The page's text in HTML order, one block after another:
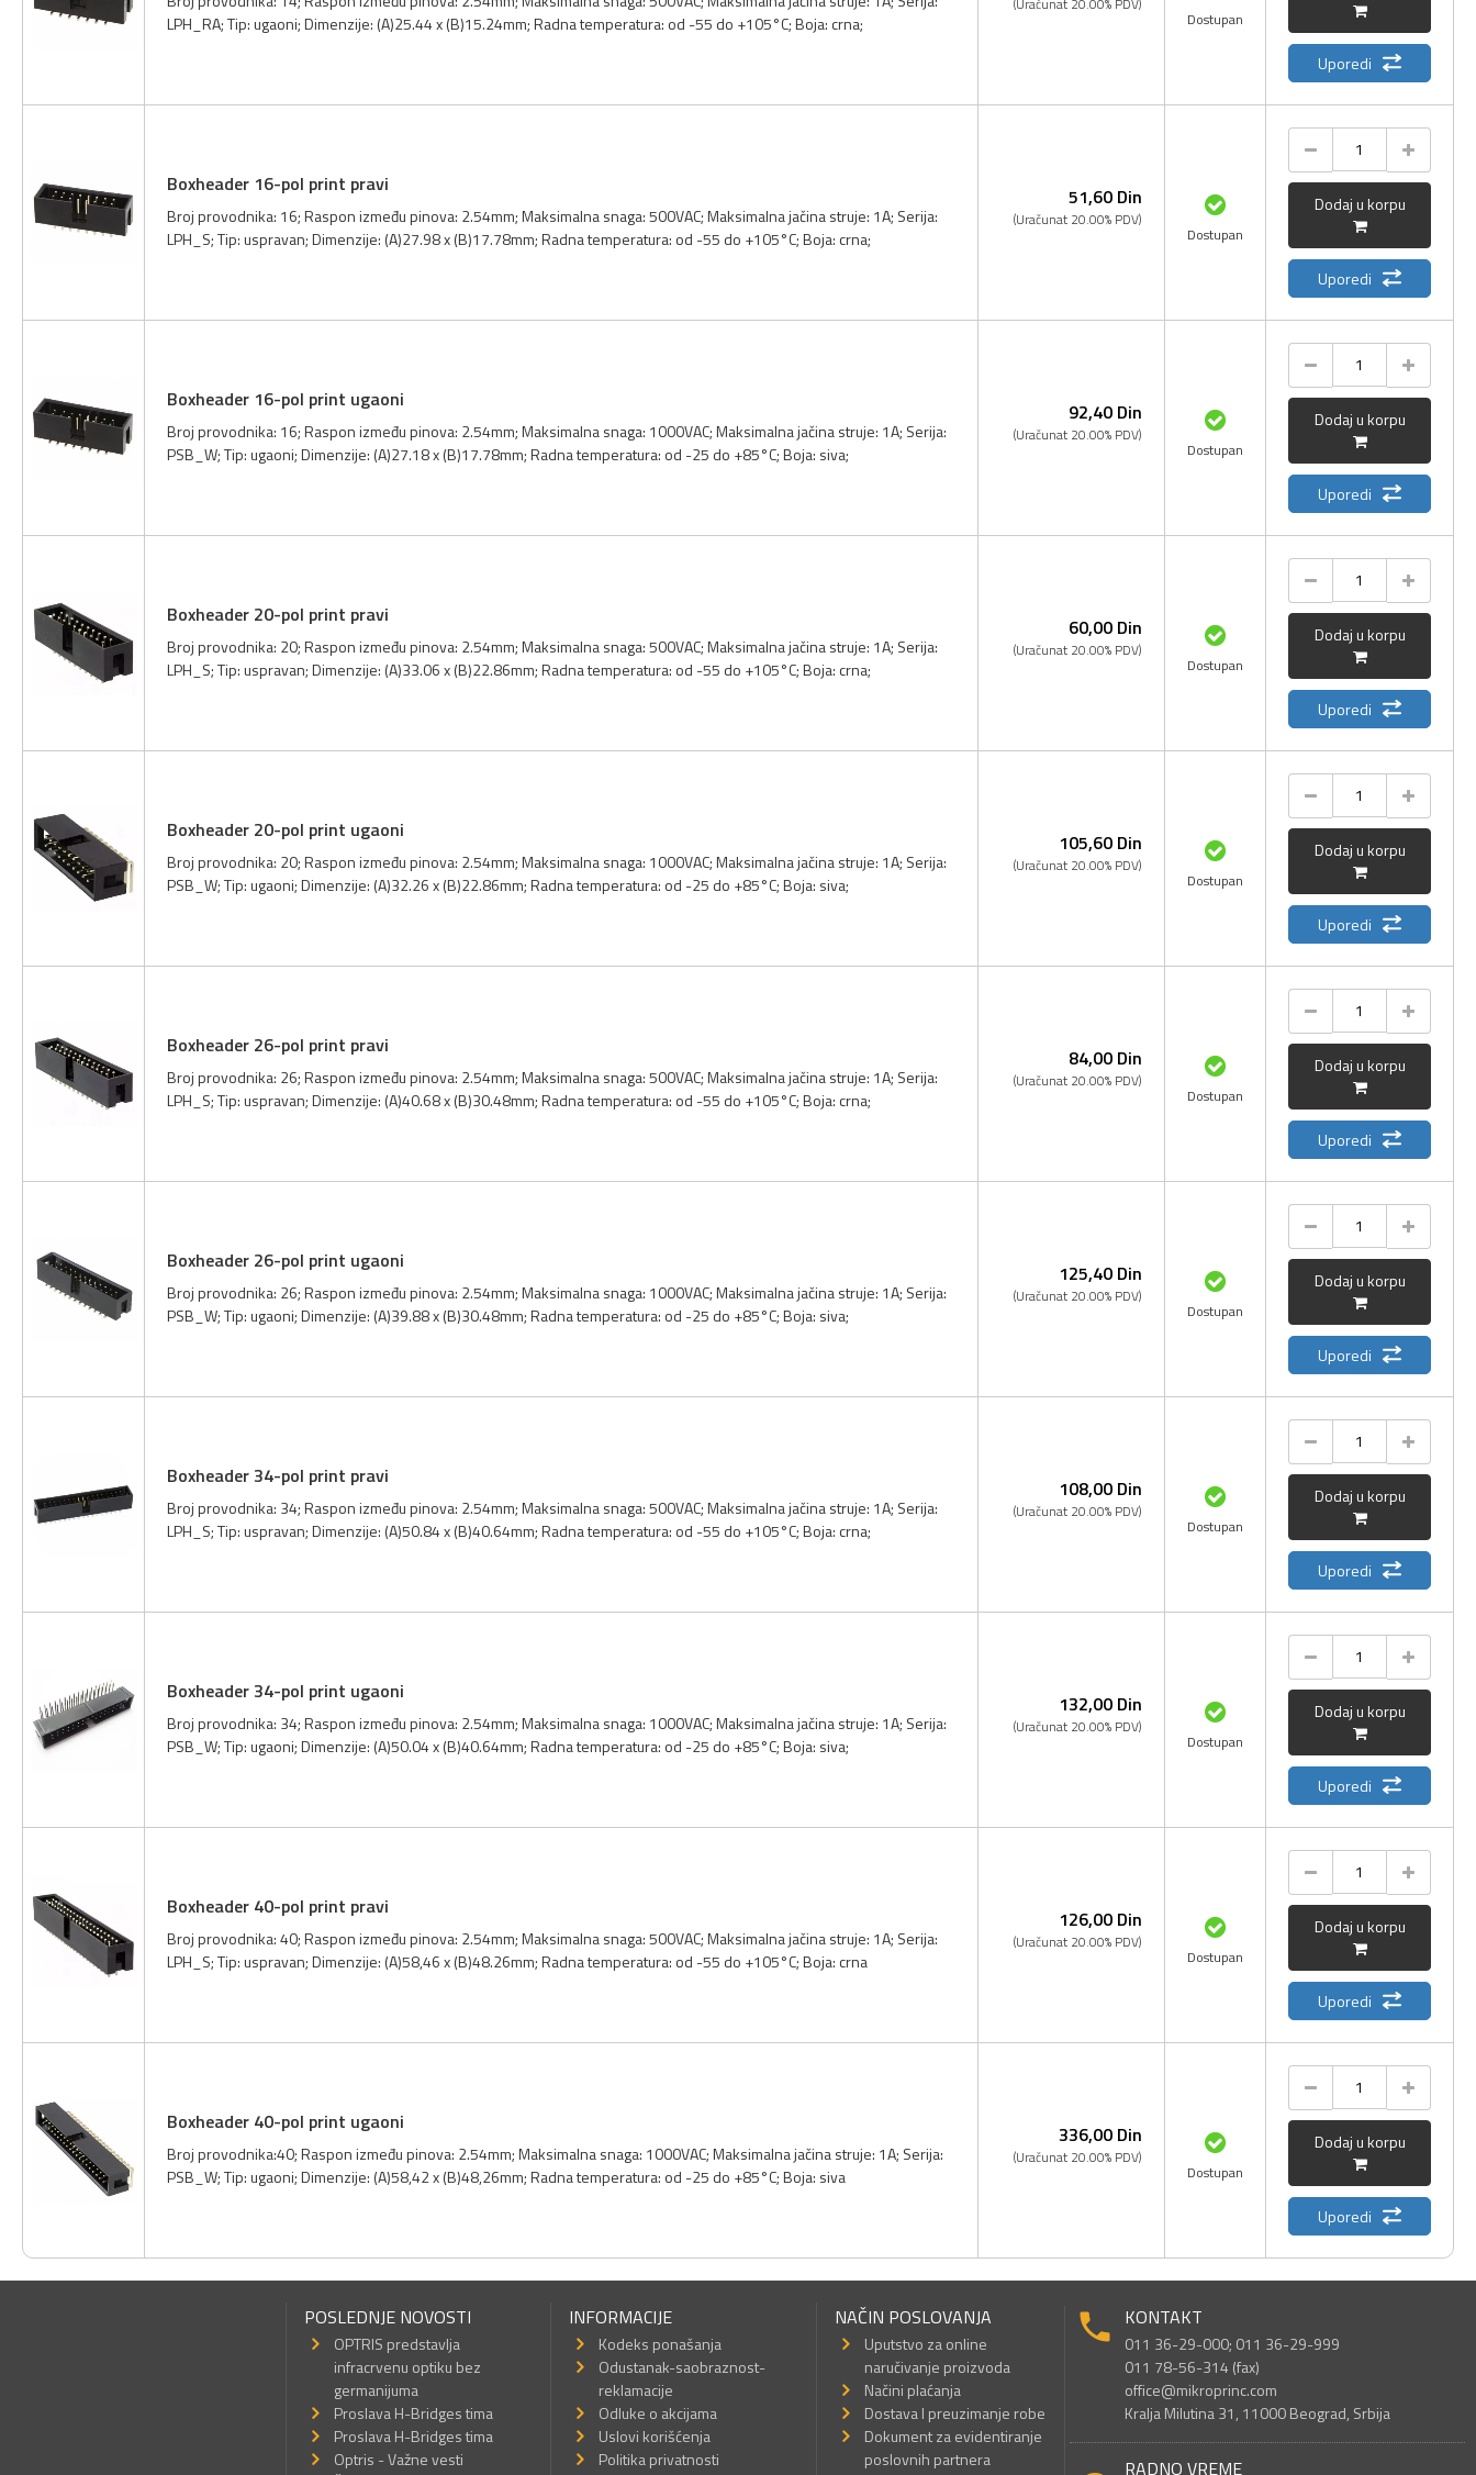
LPH_RA; Tip: ugaoni; Dimenzije: (A)25.44 x (B)15.24mm; Radna temperatura: od -55 do +105°C; Boja: crna;
Dostupan
Uporedi
Boxheader 16-pol print pravi
Broj provodnika: 16; Raspon između pinova: 2.54mm; Maksimalna snaga: 500VAC; Maksimalna jačina struje: 1A; Serija:
LPH_S; Tip: uspravan; Dimenzije: (A)27.98 x (B)17.78mm; Radna temperatura: od -55 do +105°C; Boja: crna;
51,60 Din
(Uračunat 20.00% PDV)
Dostupan
Dodaj u korpu
Uporedi
Boxheader 16-pol print ugaoni
Broj provodnika: 16; Raspon između pinova: 2.54mm; Maksimalna snaga: 1000VAC; Maksimalna jačina struje: 1A; Serija:
PSB_W; Tip: ugaoni; Dimenzije: (A)27.18 x (B)17.78mm; Radna temperatura: od -25 do +85°C; Boja: siva;
92,40 Din
(Uračunat 20.00% PDV)
Dostupan
Dodaj u korpu
Uporedi
Boxheader 20-pol print pravi
Broj provodnika: 20; Raspon između pinova: 2.54mm; Maksimalna snaga: 500VAC; Maksimalna jačina struje: 1A; Serija:
LPH_S; Tip: uspravan; Dimenzije: (A)33.06 x (B)22.86mm; Radna temperatura: od -55 do +105°C; Boja: crna;
60,00 Din
(Uračunat 20.00% PDV)
Dostupan
Dodaj u korpu
Uporedi
Boxheader 20-pol print ugaoni
Broj provodnika: 20; Raspon između pinova: 2.54mm; Maksimalna snaga: 1000VAC; Maksimalna jačina struje: 1A; Serija:
PSB_W; Tip: ugaoni; Dimenzije: (A)32.26 x (B)22.86mm; Radna temperatura: od -25 do +85°C; Boja: siva;
105,60 Din
(Uračunat 20.00% PDV)
Dostupan
Dodaj u korpu
Uporedi
Boxheader 26-pol print pravi
Broj provodnika: 26; Raspon između pinova: 2.54mm; Maksimalna snaga: 500VAC; Maksimalna jačina struje: 1A; Serija:
LPH_S; Tip: uspravan; Dimenzije: (A)40.68 x (B)30.48mm; Radna temperatura: od -55 do +105°C; Boja: crna;
84,00 Din
(Uračunat 20.00% PDV)
Dostupan
Dodaj u korpu
Uporedi
Boxheader 26-pol print ugaoni
Broj provodnika: 26; Raspon između pinova: 2.54mm; Maksimalna snaga: 1000VAC; Maksimalna jačina struje: 1A; Serija:
PSB_W; Tip: ugaoni; Dimenzije: (A)39.88 x (B)30.48mm; Radna temperatura: od -25 do +85°C; Boja: siva;
125,40 Din
(Uračunat 20.00% PDV)
Dostupan
Dodaj u korpu
Uporedi
Boxheader 34-pol print pravi
Broj provodnika: 34; Raspon između pinova: 2.54mm; Maksimalna snaga: 500VAC; Maksimalna jačina struje: 1A; Serija:
LPH_S; Tip: uspravan; Dimenzije: (A)50.84 x (B)40.64mm; Radna temperatura: od -55 do +105°C; Boja: crna;
108,00 Din
(Uračunat 20.00% PDV)
Dostupan
Dodaj u korpu
Uporedi
Boxheader 34-pol print ugaoni
Broj provodnika: 34; Raspon između pinova: 2.54mm; Maksimalna snaga: 1000VAC; Maksimalna jačina struje: 1A; Serija:
PSB_W; Tip: ugaoni; Dimenzije: (A)50.04 x (B)40.64mm; Radna temperatura: od -25 do +85°C; Boja: siva;
132,00 Din
(Uračunat 20.00% PDV)
Dostupan
Dodaj u korpu
Uporedi
Boxheader 40-pol print pravi
Broj provodnika: 40; Raspon između pinova: 2.54mm; Maksimalna snaga: 500VAC; Maksimalna jačina struje: 1A; Serija:
LPH_S; Tip: uspravan; Dimenzije: (A)58,46 x (B)48.26mm; Radna temperatura: od -55 do +105°C; Boja: crna
126,00 Din
(Uračunat 20.00% PDV)
Dostupan
Dodaj u korpu
Uporedi
Boxheader 40-pol print ugaoni
Broj provodnika:40; Raspon između pinova: 2.54mm; Maksimalna snaga: 1000VAC; Maksimalna jačina struje: 1A; Serija:
PSB_W; Tip: ugaoni; Dimenzije: (A)58,42 x (B)48,26mm; Radna temperatura: od -25 do +85°C; Boja: siva
336,00 Din
(Uračunat 20.00% PDV)
Dostupan
Dodaj u korpu
Uporedi
POSLEDNJE NOVOSTI
OPTRIS predstavlja
infracrvenu optiku bez
germanijuma
Proslava H-Bridges tima
Proslava H-Bridges tima
Optris - Važne vesti
INFORMACIJE
Kodeks ponašanja
Odustanak-saobraznost-
reklamacije
Odluke o akcijama
Uslovi korišćenja
Politika privatnosti
NAČIN POSLOVANJA
Uputstvo za online
naručivanje proizvoda
Načini plaćanja
Dostava I preuzimanje robe
Dokument za evidentiranje
poslovnih partnera
KONTAKT
011 36-29-000; 011 36-29-999
011 78-56-314 (fax)
office@mikroprinc.com
Kralja Milutina 31, 11000 Beograd, Srbija
RADNO VREME